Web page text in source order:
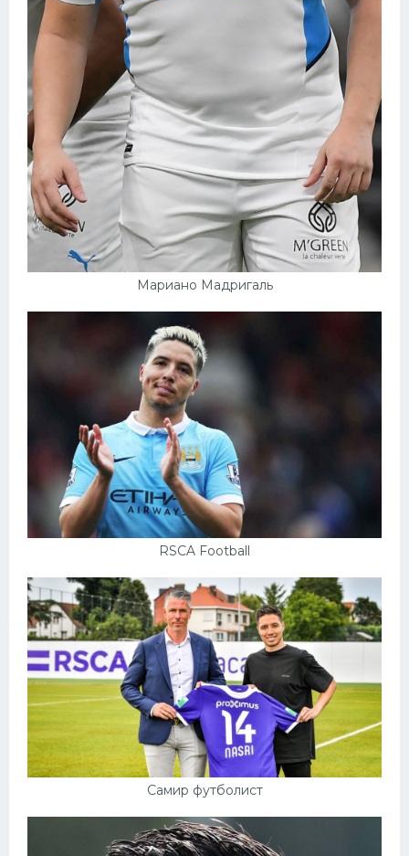
Мариано Мадригаль
RSCA Football
Самир футболист